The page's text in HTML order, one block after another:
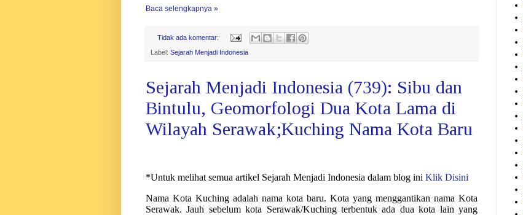
Baca selengkapnya »
Tidak ada komentar:
Label: Sejarah Menjadi Indonesia
Sejarah Menjadi Indonesia (739): Sibu dan
Bintulu, Geomorfologi Dua Kota Lama di
Wilayah Serawak;Kuching Nama Kota Baru
*Untuk melihat semua artikel Sejarah Menjadi Indonesia dalam blog ini Klik Disini
Nama Kota Kuching adalah nama kota baru. Kota yang menggantikan nama Kota
Serawak. Jauh sebelum kota Serawak/Kuching terbentuk ada dua kota lain yang